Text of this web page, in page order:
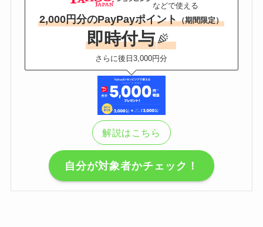
などで使える
2,000円分のPayPayポイント（期間限定）
即時付与
さらに後日3,000円分
解説はこちら
自分が対象者かチェック！